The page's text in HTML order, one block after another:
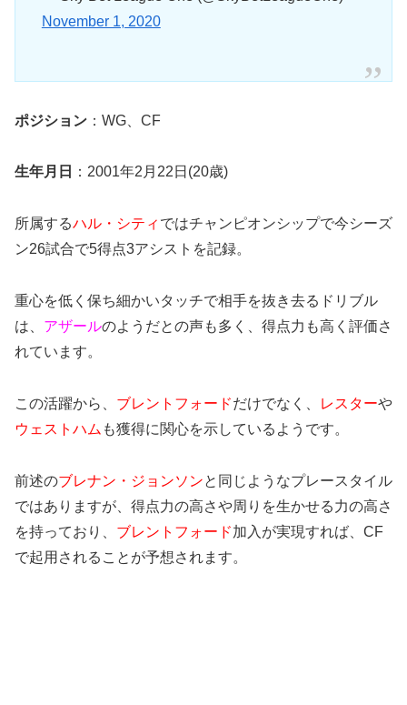
November 1, 2020
ポジション ：WG、CF
生年月日 ：2001年2月22日(20歳)
所属するハル・シティ ではチャンピオンシップで今シーズ
ン26試合で5得点3アシストを記録。
重心を低く保ち細かいタッチで相手を抜き去るドリブル
は、 アザールのようだとの声も多く、得点力も高く評価さ
れています。
この活躍から、 ブレントフォードだけでなく、 レスターや
ウェストハム も獲得に関心を示しているようです。
前述のブレナン・ジョンソンと同じようなプレースタイル
ではありますが、得点力の高さや周りを生かせる力の高さ
を持っており、 ブレントフォード加入が実現すれば、CF
で起用されることが予想されます。